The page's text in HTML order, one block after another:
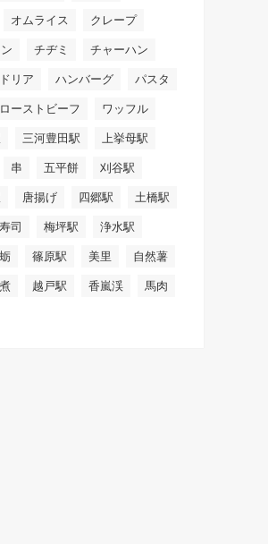
オムライス クレープ
チヂミ チャーハン
ドリア ハンバーグ パスタ
ローストビーフ ワッフル
三河豊田駅 上挙母駅
串 五平餅 刈谷駅
唐揚げ 四郷駅 土橋駅
寿司 梅坪駅 浄水駅
篠原駅 美里 自然薯
越戸駅 香嵐渓 馬肉